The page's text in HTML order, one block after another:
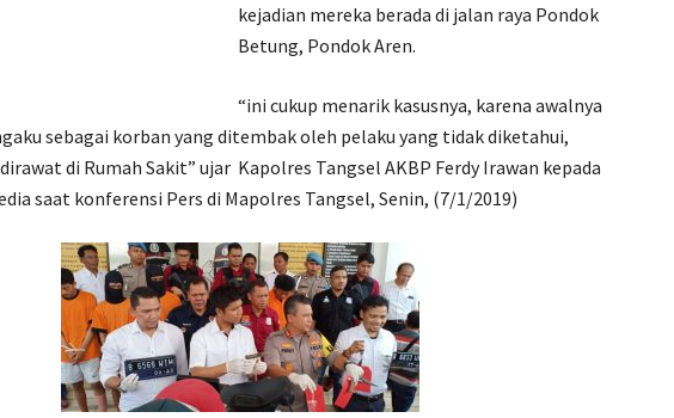
kejadian mereka berada di jalan raya Pondok
Betung, Pondok Aren.
“ini cukup menarik kasusnya, karena awalnya
sebagai korban yang ditembak oleh pelaku yang tidak diketahui,
di Rumah Sakit” ujar Kapolres Tangsel AKBP Ferdy Irawan kepada
saat konferensi Pers di Mapolres Tangsel, Senin, (7/1/2019)